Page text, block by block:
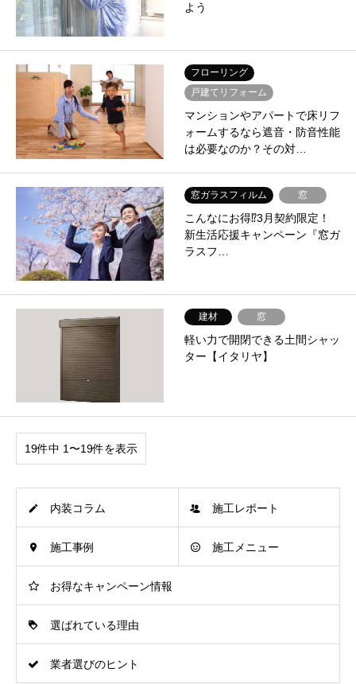
よう
フローリング
戸建てリフォーム
マンションやアパートで床リフ
ォームするなら遮音・防音性能
は必要なのか？その対…
窓ガラスフィルム 窓
こんなにお得⁉3月契約限定！
新生活応援キャンペーン『窓ガ
ラスフ…
建材 窓
軽い力で開閉できる土間シャッ
ター【イタリヤ】
19件中 1〜19件を表示
内装コラム 施工レポート
施工事例 施工メニュー
お得なキャンペーン情報
選ばれている理由
業者選びのヒント